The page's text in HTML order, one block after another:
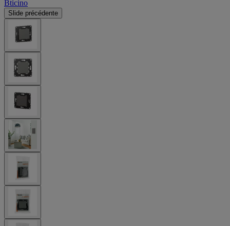
Slide précédente